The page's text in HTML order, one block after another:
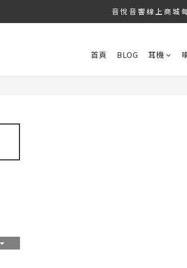
8/6 ~ 8/9 第36屆 TAA 國 際 Hi-End
音 悅 音 響 線 上 商 城
首頁 BLOG 耳機